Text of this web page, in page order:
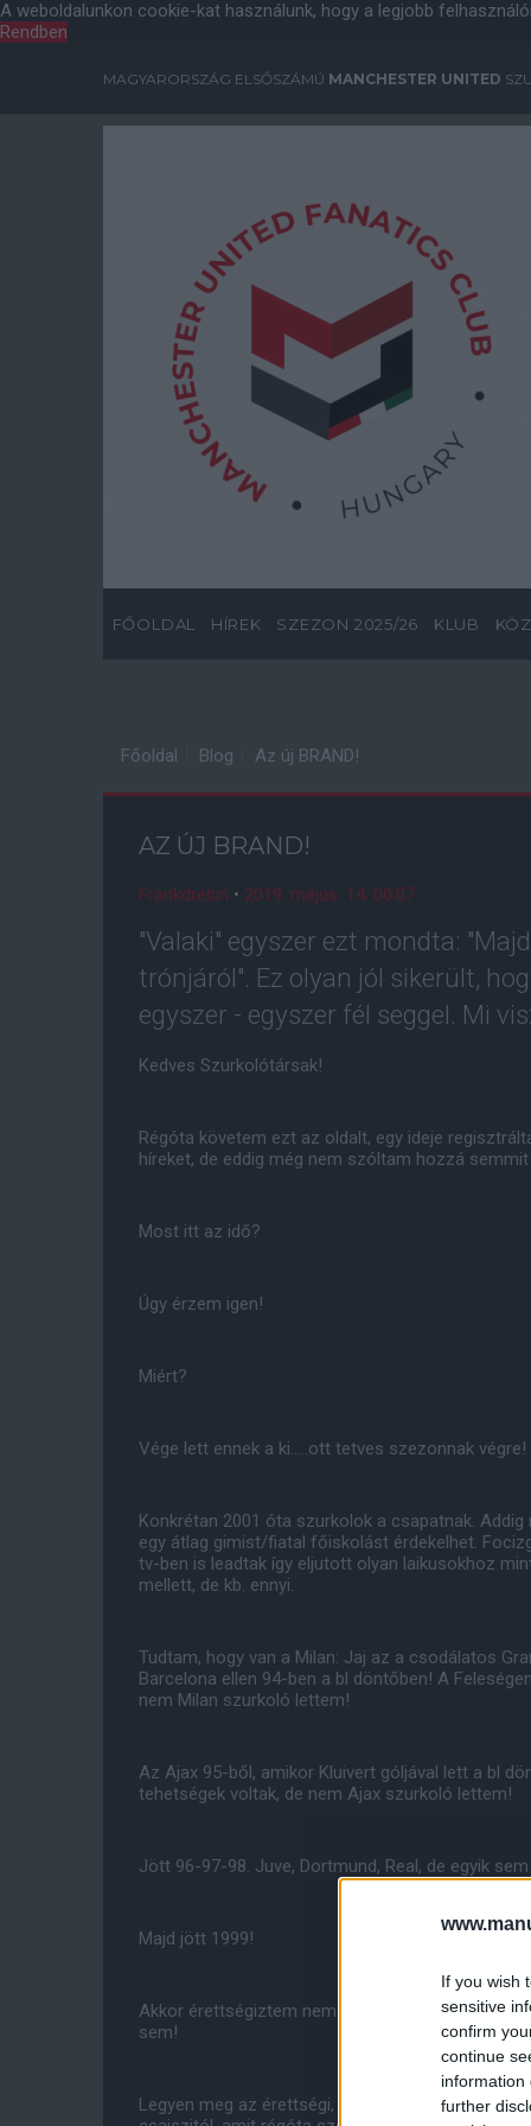
If you wish
sensitive
confirm
continue
information
further
A weboldalunkon cookie-kat használunk, hogy a legjobb
Rendben
MAGYARORSZÁG ELSŐSZÁMÚ MANCHESTER UNITED
FŐOLDAL HÍREK SZEZON 2025/26 KLUB
Főoldal Blog Az új BRAND!
AZ ÚJ BRAND!
Frankdrebin • 2019. május. 14. 00:07
"Valaki" egyszer ezt mondta:
trónjáról". Ez olyan jól sikerült,
egyszer - egyszer fél seggel. Mi
Kedves Szurkolótársak!
Régóta követem ezt az oldalt, egy ideje
híreket, de eddig még nem szóltam hozzá
Most itt az idő?
Úgy érzem igen!
Miért?
Vége lett ennek a ki.....ott tetves szezonnak végre!
Konkrétan 2001 óta szurkolok a csapatnak.
egy átlag gimist/fiatal főiskolást érdekelhet.
tv-ben is leadtak így eljutott olyan laikusokhoz
mellett, de kb. ennyi.
Tudtam, hogy van a Milan: Jaj az a csodálatos
Barcelona ellen 94-ben a bl döntőben! A
nem Milan szurkoló lettem!
Az Ajax 95-ből, amikor Kluivert góljával lett a bl
tehetségek voltak, de nem Ajax szurkoló lettem!
Jött 96-97-98. Juve, Dortmund, Real, de egyik
Majd jött 1999!
Akkor érettségiztem nem is nagyon
sem!
Legyen meg az érettségi, jaj csak elég legyen a